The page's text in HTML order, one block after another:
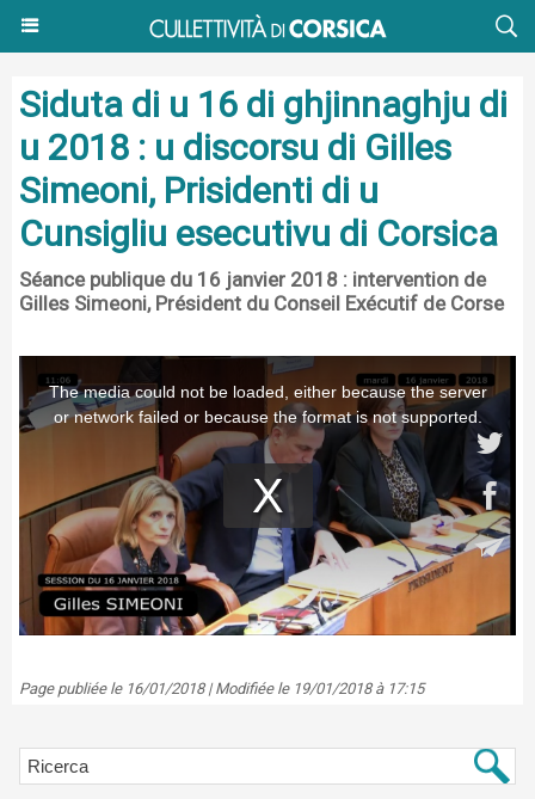
Siduta di u 16 di ghjinnaghju di
u 2018 : u discorsu di Gilles
Simeoni, Prisidenti di u
Cunsigliu esecutivu di Corsica
Séance publique du 16 janvier 2018 : intervention de
Gilles Simeoni, Président du Conseil Exécutif de Corse
Page publiée le 16/01/2018 | Modifiée le 19/01/2018 à 17:15